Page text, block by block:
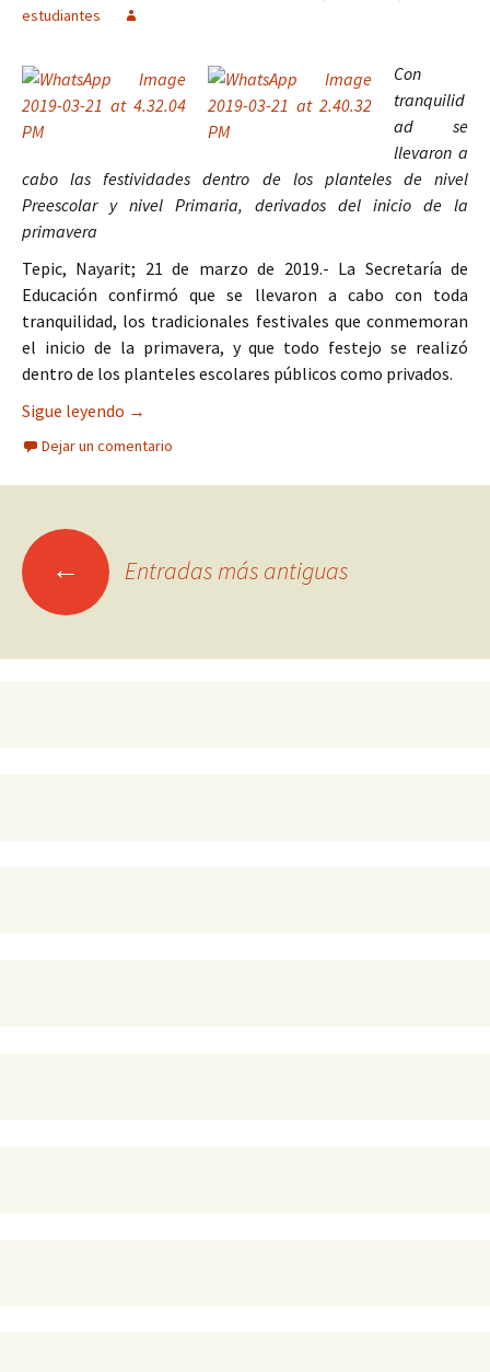
estudiantes
Con
tranquilid
ad se
llevaron a
cabo las festividades dentro de los planteles de nivel
Preescolar y nivel Primaria, derivados del inicio de la
primavera
Tepic, Nayarit; 21 de marzo de 2019.- La Secretaría de
Educación confirmó que se llevaron a cabo con toda
tranquilidad, los tradicionales festivales que conmemoran
el inicio de la primavera, y que todo festejo se realizó
dentro de los planteles escolares públicos como privados.
Sigue leyendo Celebran estudiantes de educación básica la
→
Dejar un comentario
Ir
← Entradas más antiguas